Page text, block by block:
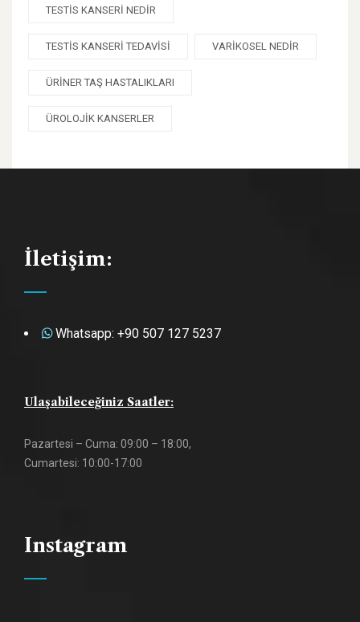
TESTIS KANSERI NEDIR
TESTIS KANSERI TEDAVISI VARIKOSEL NEDIR
ÜRINER TAŞ HASTALIKLARI
ÜROLOJIK KANSERLER
İletişim:
Whatsapp: +90 507 127 5237
Ulaşabileceğiniz Saatler:
Pazartesi – Cuma: 09:00 – 18:00,
Cumartesi: 10:00-17:00
Instagram